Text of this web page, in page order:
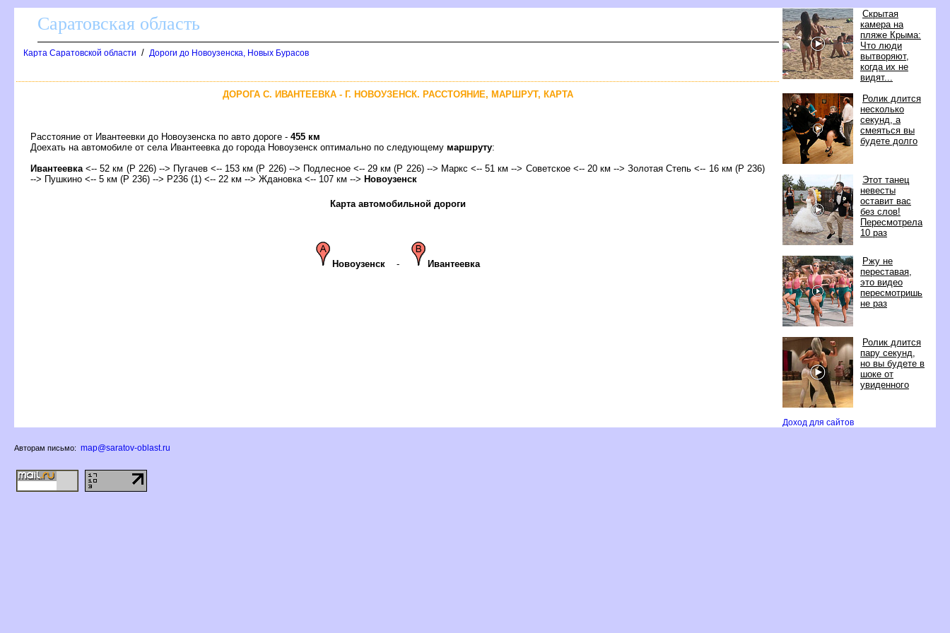
Скрытая
камера на
пляже Крыма:
Что люди
ытворяют,
когда их не
идят...
Ролик длится
несколько
секунд, а
смеяться вы
удете долго
Этот танец
невесты
оставит вас
ез слов!
Пересмотрела
10 раз
Ржу не
переставая,
это видео
пересмотришь
не раз
Ролик длится
пару секунд,
но вы будете
шоке от
увиденного
Доход для сайто
Саратовская область
Карта Саратовской области / Дороги до Новоузенска, Новых Бурасо
ДОРОГА С. ИВАНТЕЕВКА - Г. НОВОУЗЕНСК. РАССТОЯНИЕ, МАРШРУТ, КАРТА
Расстояние от Ивантеевки до Новоузенска по авто дороге - 455 км
Доехать на автомобиле от села Ивантеевка до города Новоузенск оптимально по следующему маршруту:
Ивантеевка <-- 52 км (Р 226) --> Пугачев <-- 153 км (Р 226) --> Подлесное <-- 29 км (Р 226) --> Маркс <-- 51 км --> Советское <-- 20 км --> Золотая Степь <-- 16 км (Р 236)
--> Пушкино <-- 5 км (Р 236) --> Р236 (1) <-- 22 км --> Ждановка <-- 107 км --> Новоузенск
Карта автомобильной дороги
Новоузенск - Ивантеевка
Авторам письмо: map@saratov-oblast.ru